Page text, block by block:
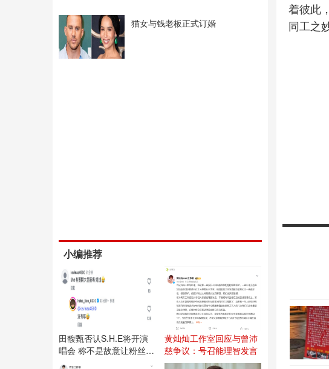
猫女与钱老板正式订婚
小编推荐
田馥甄否认S.H.E将开演
唱会 称不是故意让粉丝失
望
黄灿灿工作室回应与曾沛
慈争议：号召能理智发言
着彼此
同工之